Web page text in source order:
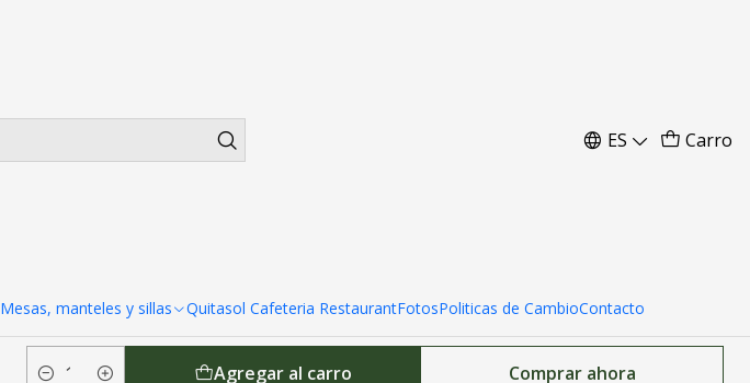
ES Carro
Mesas, manteles y sillas Quitasol Cafeteria RestaurantFotosPoliticas de CambioContacto
|
Toldos Aluminio Hexagonales 3 x 4.5
Agregar al carro Comprar ahora